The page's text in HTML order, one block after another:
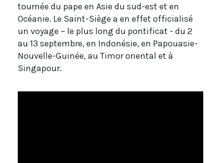
tournée du pape en Asie du sud-est et en
Océanie. Le Saint-Siège a en effet officialisé
un voyage – le plus long du pontificat - du 2
au 13 septembre, en Indonésie, en Papouasie-
Nouvelle-Guinée, au Timor oriental et à
Singapour.